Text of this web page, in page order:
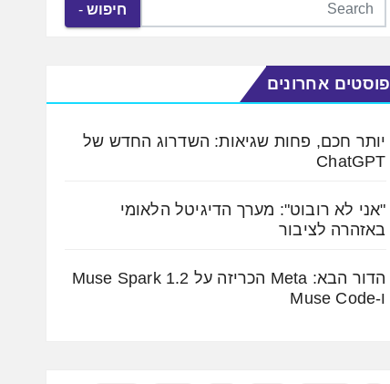
חיפוש
פוסטים אחרונים
יותר חכם, פחות שגיאות: השדרוג החדש של
ChatGPT
"אני לא רובוט": מערך הדיגיטל הלאומי
באזהרה לציבור
הדור הבא: Meta הכריזה על Muse Spark 1.2
ו-Muse Code